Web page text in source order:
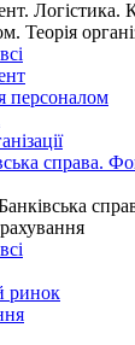
Логістика.
Теорія
персоналом
справа.
ринок